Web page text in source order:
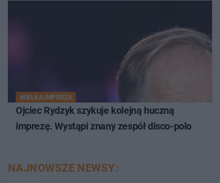
WIELKA IMPREZA
Ojciec Rydzyk szykuje kolejną huczną
imprezę. Wystąpi znany zespół disco-polo
NAJNOWSZE NEWSY: